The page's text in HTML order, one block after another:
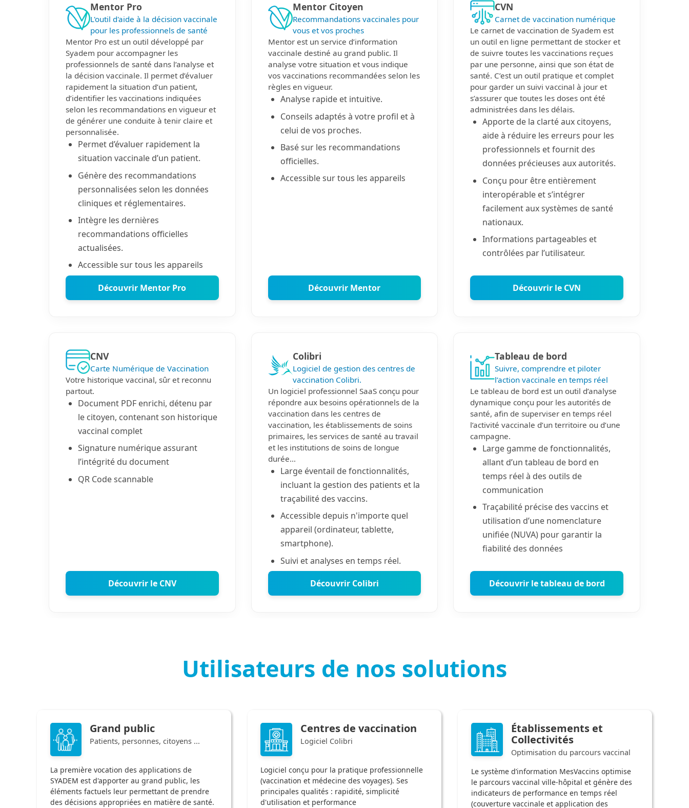
Mentor Pro
L'outil d'aide à la décision vaccinale
pour les professionnels de santé
Mentor Pro est un outil développé par
Syadem pour accompagner les
professionnels de santé dans l’analyse et
la décision vaccinale. Il permet d’évaluer
rapidement la situation d’un patient,
d’identifier les vaccinations indiquées
selon les recommandations en vigueur et
de générer une conduite à tenir claire et
personnalisée.
Permet d’évaluer rapidement la
situation vaccinale d’un patient.
Génère des recommandations
personnalisées selon les données
cliniques et réglementaires.
Intègre les dernières
recommandations officielles
actualisées.
Accessible sur tous les appareils
Découvrir Mentor Pro
Mentor Citoyen
Recommandations vaccinales pour
vous et vos proches
Mentor est un service d’information
vaccinale destiné au grand public. Il
analyse votre situation et vous indique
vos vaccinations recommandées selon les
règles en vigueur.
Analyse rapide et intuitive.
Conseils adaptés à votre profil et à
celui de vos proches.
Basé sur les recommandations
officielles.
Accessible sur tous les appareils
Découvrir Mentor
CVN
Carnet de vaccination numérique
Le carnet de vaccination de Syadem est
un outil en ligne permettant de stocker et
de suivre toutes les vaccinations reçues
par une personne, ainsi que son état de
santé. C’est un outil pratique et complet
pour garder un suivi vaccinal à jour et
s’assurer que toutes les doses ont été
administrées dans les délais.
Apporte de la clarté aux citoyens,
aide à réduire les erreurs pour les
professionnels et fournit des
données précieuses aux autorités.
Conçu pour être entièrement
interopérable et s’intégrer
facilement aux systèmes de santé
nationaux.
Informations partageables et
contrôlées par l’utilisateur.
Découvrir le CVN
CNV
Carte Numérique de Vaccination
Votre historique vaccinal, sûr et reconnu
partout.
Document PDF enrichi, détenu par
le citoyen, contenant son historique
vaccinal complet
Signature numérique assurant
l’intégrité du document
QR Code scannable
Découvrir le CNV
Colibri
Logiciel de gestion des centres de
vaccination Colibri.
Un logiciel professionnel SaaS conçu pour
répondre aux besoins opérationnels de la
vaccination dans les centres de
vaccination, les établissements de soins
primaires, les services de santé au travail
et les institutions de soins de longue
durée…
Large éventail de fonctionnalités,
incluant la gestion des patients et la
traçabilité des vaccins.
Accessible depuis n'importe quel
appareil (ordinateur, tablette,
smartphone).
Suivi et analyses en temps réel.
Découvrir Colibri
Tableau de bord
Suivre, comprendre et piloter
l’action vaccinale en temps réel
Le tableau de bord est un outil d’analyse
dynamique conçu pour les autorités de
santé, afin de superviser en temps réel
l’activité vaccinale d’un territoire ou d’une
campagne.
Large gamme de fonctionnalités,
allant d’un tableau de bord en
temps réel à des outils de
communication
Traçabilité précise des vaccins et
utilisation d’une nomenclature
unifiée (NUVA) pour garantir la
fiabilité des données
Découvrir le tableau de bord
Utilisateurs de nos solutions
Grand public
Patients, personnes, citoyens ...
La première vocation des applications de
SYADEM est d'apporter au grand public, les
éléments factuels leur permettant de prendre
des décisions appropriées en matière de santé.
Centres de vaccination
Logiciel Colibri
Logiciel conçu pour la pratique professionnelle
(vaccination et médecine des voyages). Ses
principales qualités : rapidité, simplicité
d'utilisation et performance
Établissements et
Collectivités
Optimisation du parcours vaccinal
Le système d’information MesVaccins optimise
le parcours vaccinal ville-hôpital et génère des
indicateurs de performance en temps réel
(couverture vaccinale et application des